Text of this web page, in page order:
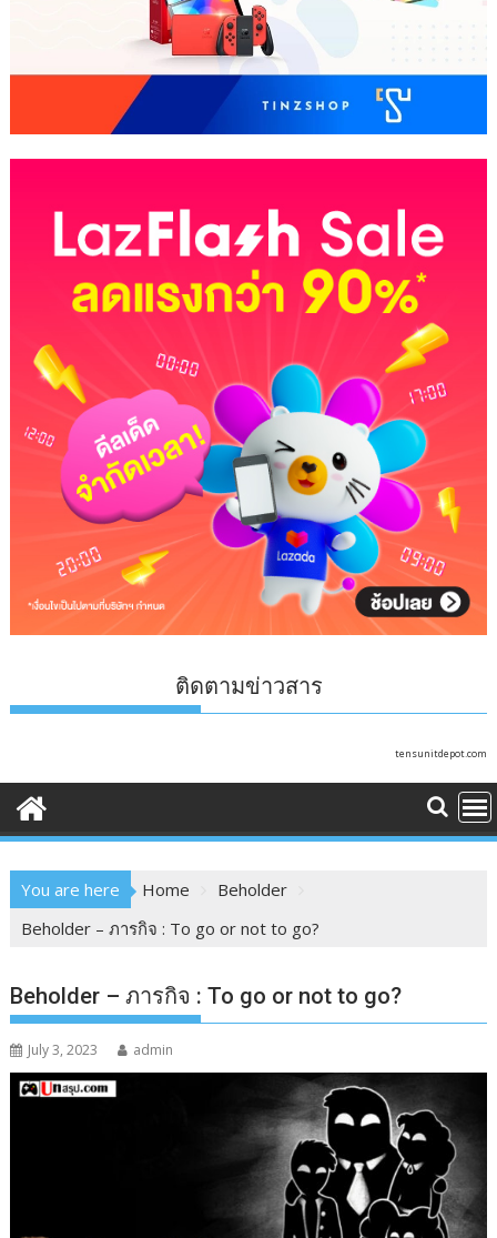
ติดตามข่าวสาร
tensunitdepot.com
You are here Home
Beholder
Beholder – ภารกิจ : To go or not to go?
Beholder – ภารกิจ : To go or not to go?
July 3, 2023 admin